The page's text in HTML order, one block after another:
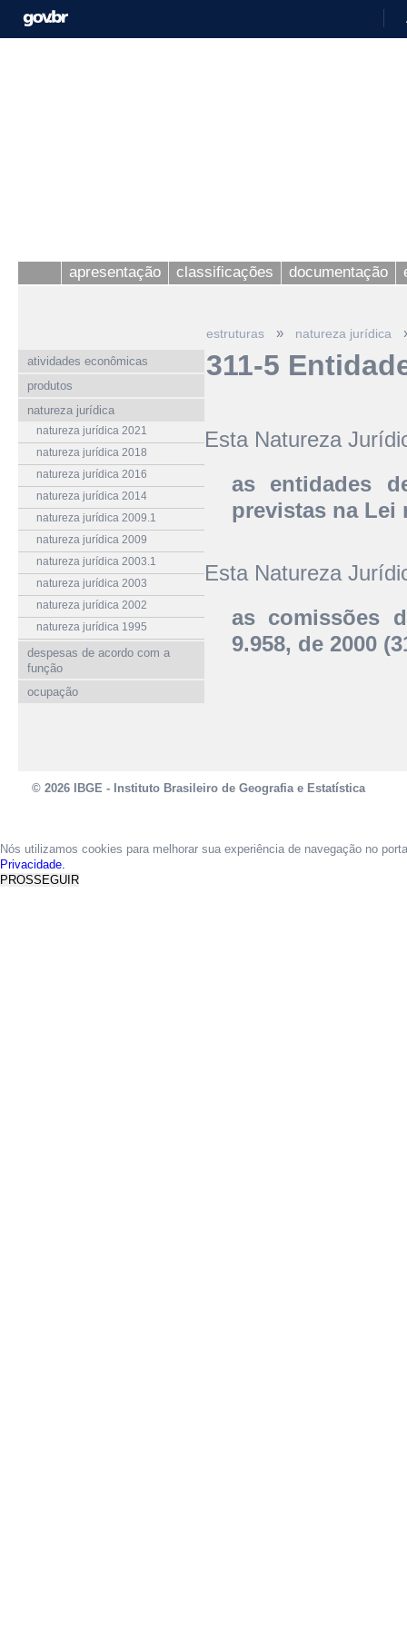
apresentação classificações documentação
atividades econômicas
produtos
natureza jurídica
natureza jurídica 2021
natureza jurídica 2018
natureza jurídica 2016
natureza jurídica 2014
natureza jurídica 2009.1
natureza jurídica 2009
natureza jurídica 2003.1
natureza jurídica 2003
natureza jurídica 2002
natureza jurídica 1995
despesas de acordo com a
função
ocupação
estruturas » natureza jurídica
311-5
Esta Natureza
as entidades
previstas na Lei
Esta Natureza
as comissões
9.958, de 2000
© 2026 IBGE - Instituto Brasileiro de Geografia e Estatística
Nós utilizamos cookies para melhorar sua experiência de navegação no
Privacidade.
PROSSEGUIR